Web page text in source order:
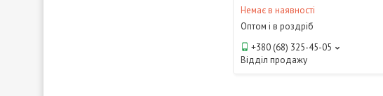
Немає в наявності
Оптом і в роздріб
+380 (68) 325-45-05
Відділ продажу